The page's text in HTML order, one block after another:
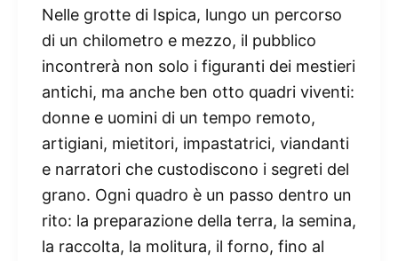
Nelle grotte di Ispica, lungo un percorso
di un chilometro e mezzo, il pubblico
incontrerà non solo i figuranti dei mestieri
antichi, ma anche ben otto quadri viventi:
donne e uomini di un tempo remoto,
artigiani, mietitori, impastatrici, viandanti
e narratori che custodiscono i segreti del
grano. Ogni quadro è un passo dentro un
rito: la preparazione della terra, la semina,
la raccolta, la molitura, il forno, fino al